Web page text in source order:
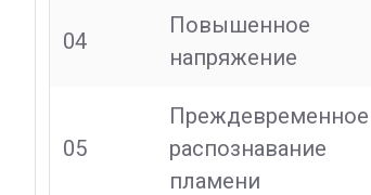
04
Повышенное
напряжение
05
Преждевременное
распознавание
пламени